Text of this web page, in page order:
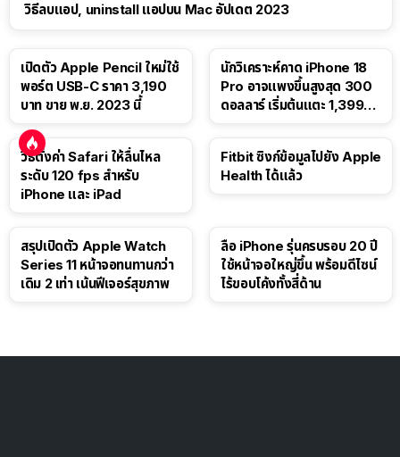
วิธีลบแอป, uninstall แอปบน Mac อัปเดต 2023
เปิดตัว Apple Pencil ใหม่ใช้
พอร์ต USB-C ราคา 3,190
บาท ขาย พ.ย. 2023 นี้
นักวิเคราะห์คาด iPhone 18
Pro อาจแพงขึ้นสูงสุด 300
ดอลลาร์ เริ่มต้นแตะ 1,399
วิธีตั้งค่า Safari ให้ลื่นไหล
ระดับ 120 fps สำหรับ
iPhone และ iPad
Fitbit ซิงก์ข้อมูลไปยัง Apple
Health ได้แล้ว
สรุปเปิดตัว Apple Watch
Series 11 หน้าจอทนทานกว่า
เดิม 2 เท่า เน้นฟีเจอร์สุขภาพ
ลือ iPhone รุ่นครบรอบ 20 ปี
ใช้หน้าจอใหญ่ขึ้น พร้อมดีไซน์
ไร้ขอบโค้งทั้งสี่ด้าน